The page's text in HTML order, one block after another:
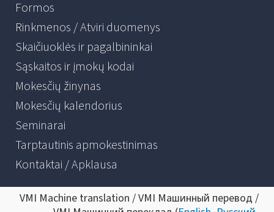
Formos
Rinkmenos / Atviri duomenys
Skaičiuoklės ir pagalbininkai
Sąskaitos ir įmokų kodai
Mokesčių žinynas
Mokesčių kalendorius
Seminarai
Tarptautinis apmokestinimas
Kontaktai / Apklausa
VMI Machine translation / VMI Машинный перевод /